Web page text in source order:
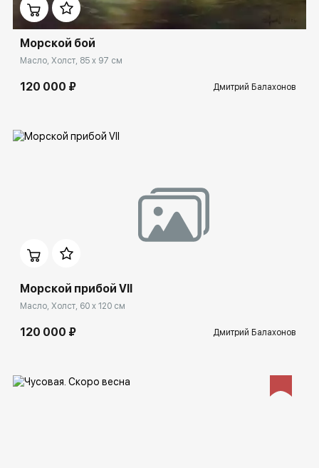
Морской бой
Масло, Холст, 85 x 97 см
120 000 ₽ Дмитрий Балахонов
ekb.rakovgallery.ru
Морской прибой VII
Масло, Холст, 60 x 120 см
120 000 ₽ Дмитрий Балахонов